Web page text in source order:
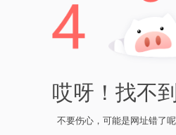
哎呀！找不
不要伤心，可能是网址错了